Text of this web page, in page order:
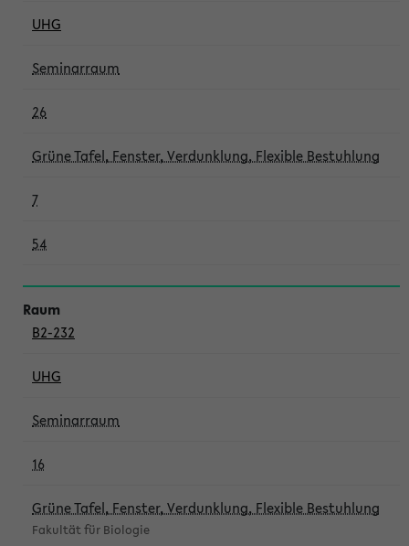
UHG
Seminarraum
26
Grüne Tafel, Fenster, Verdunklung, Flexible Bestuhlung
7
54
B2-232
UHG
Seminarraum
16
Grüne Tafel, Fenster, Verdunklung, Flexible Bestuhlung
Fakultät für Biologie